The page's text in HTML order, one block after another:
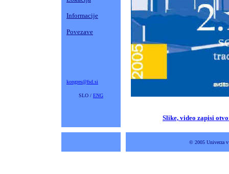
Informacije
Povezave
kongres@fsd.si
SLO / ENG
Slike, video zapisi
© 2005 Univerza